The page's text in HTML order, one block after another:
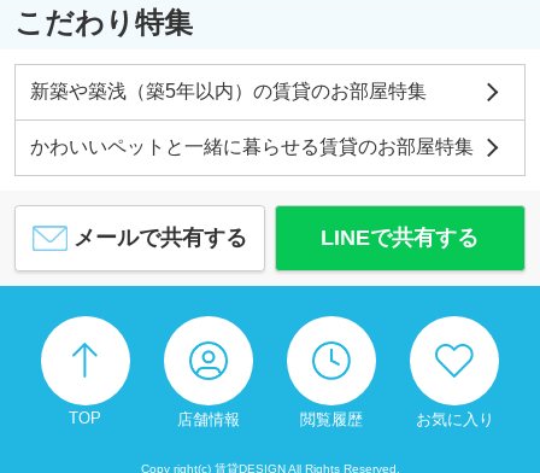
こだわり特集
新築や築浅（築5年以内）の賃貸のお部屋特集
かわいいペットと一緒に暮らせる賃貸のお部屋特集
メールで共有する LINEで共有する
TOP 店舗情報 閲覧履歴 お気に入り
Copy right(c) 賃貸DESIGN All Rights Reserved.